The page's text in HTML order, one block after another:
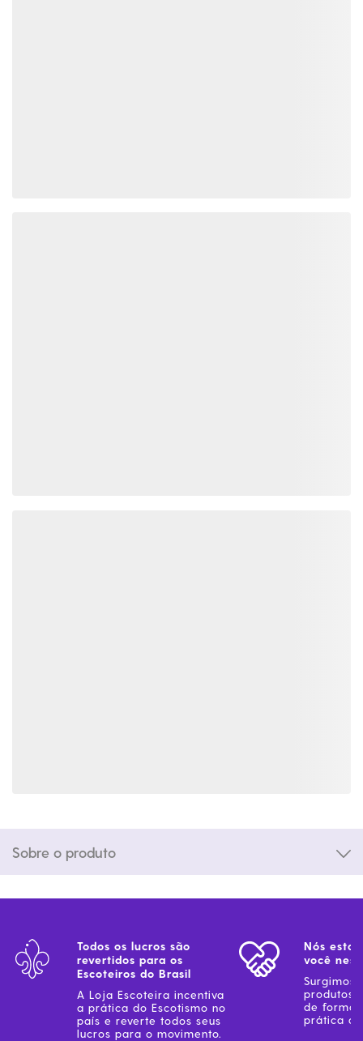
Sobre o produto
Todos os lucros são
revertidos para os
Escoteiros do Brasil
A Loja Escoteira incentiva
a prática do Escotismo no
país e reverte todos seus
lucros para o movimento.
Nós
você
Surgimos
produtos
de forma
prática